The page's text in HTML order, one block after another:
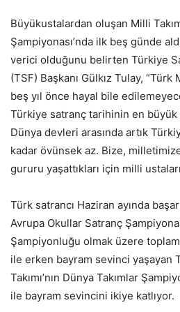
Büyükustalardan oluşan Milli
Şampiyonası’nda ilk beş günde
verici olduğunu belirten Türkiye
(TSF) Başkanı Gülkız Tulay, “Türk
beş yıl önce hayal bile
Türkiye satranç tarihinin en büyük
Dünya devleri arasında artık
kadar övünsek az. Bize,
gururu yaşattıkları için milli
Türk satrancı Haziran ayında
Avrupa Okullar Satranç
Şampiyonluğu olmak üzere
ile erken bayram sevinci yaşayan
Takımı’nın Dünya Takımlar
ile bayram sevincini ikiye katlıyor.